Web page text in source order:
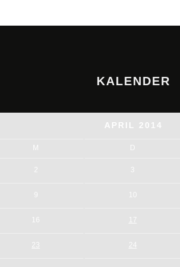
KALENDER
APRIL 2014
M D
2 3
9 10
16 17
23 24